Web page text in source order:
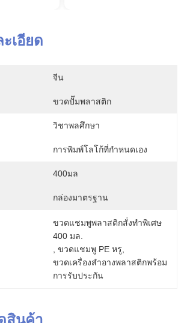
เอียด
จีน
ขวดปั๊มพลาสติก
วิชาพลศึกษา
การพิมพ์โลโก้ที่กำหนดเอง
400มล
กล่องมาตรฐาน
ขวดแชมพูพลาสติกสั่งทำพิเศษ
400 มล.
ขวดแชมพู PE หรู
ขวดเครื่องสำอางพลาสติกพร้อม
การรับประกัน
สินค้า